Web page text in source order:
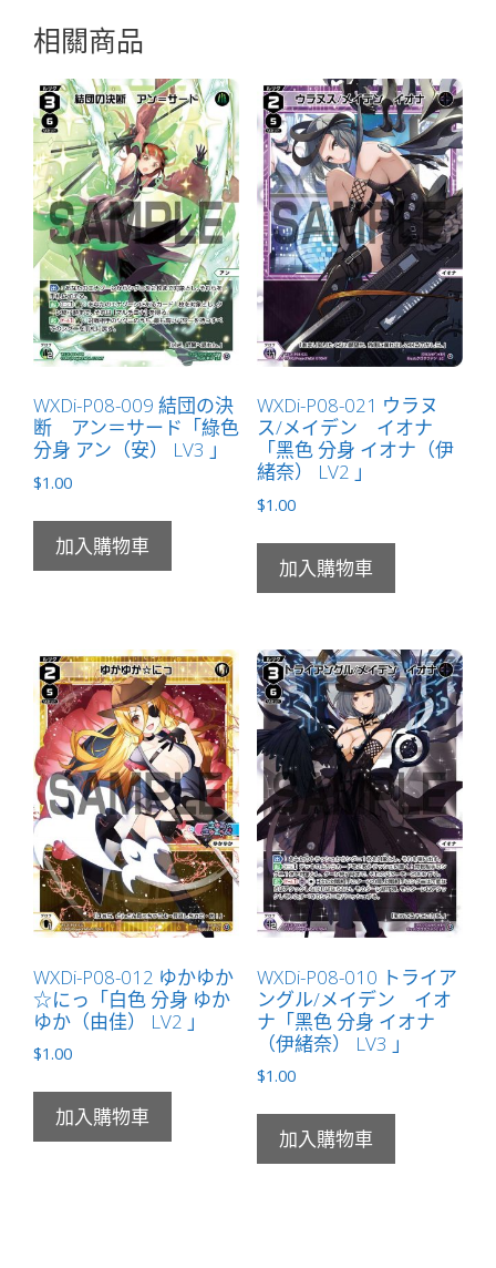
SR
羅：
宇
宙
LV3
無
LB」
數
量
相關商品
WXDi-P08-009 結団の決
断 アン＝サード「綠色
分身 アン（安） LV3 」
$1.00
加入購物車
WXDi-P08-021 ウラヌ
ス/メイデン イオナ
「黑色 分身 イオナ（伊
緒奈） LV2 」
$1.00
加入購物車
WXDi-P08-012 ゆかゆか
☆にっ「白色 分身 ゆか
ゆか（由佳） LV2 」
$1.00
加入購物車
WXDi-P08-010 トライア
ングル/メイデン イオ
ナ「黑色 分身 イオナ
（伊緒奈） LV3 」
$1.00
加入購物車